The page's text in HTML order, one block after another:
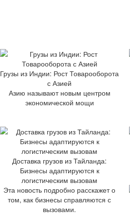
Грузы из Индии: Рост Товарооборота
с Азией
Азию называют новым центром
экономической мощи
Доставка грузов из Тайланда:
Бизнесы адаптируются к
логистическим вызовам
Эта новость подробно расскажет о
том, как бизнесы справляются с
вызовами.